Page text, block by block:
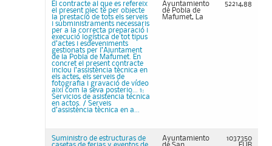
El contracte al que es refereix
el present plec té per objecte
la prestació de tots els serveis
i subministraments necessaris
per a la correcta preparació i
execució logística de tot tipus
d’actes i esdeveniments
gestionats per l’Ajuntament
de la Pobla de Mafumet. En
concret el present contracte
inclou l’assistència tècnica en
els actes, els serveis de
fotografia i gravació de vídeo
així com la seva posterio... 1:
Servicios de asistencia técnica
en actos. / Serveis
d’assistència tècnica en a...
Ayuntamiento
de Pobla de
Mafumet, La
52214,88
Suministro de estructuras de
Ayuntamiento
1037350